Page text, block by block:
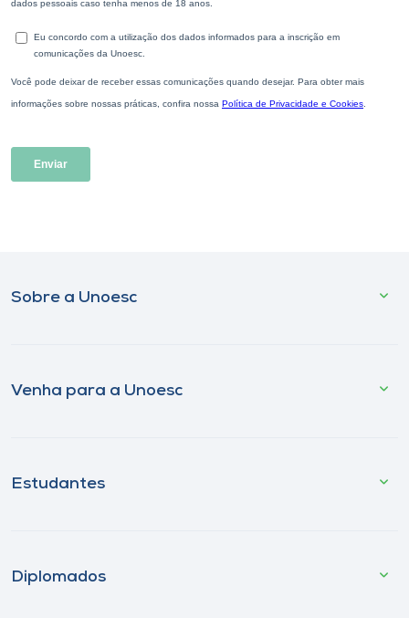
Sobre a Unoesc
Venha para a Unoesc
Estudantes
Diplomados